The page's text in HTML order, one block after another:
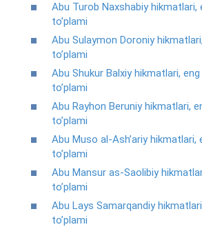
Abu Turob Naxshabiy hikmatlari,
to’plami
Abu Sulaymon Doroniy
to’plami
Abu Shukur Balxiy hikmatlari,
to’plami
Abu Rayhon Beruniy hikmatlari,
to’plami
Abu Muso al-Ash’ariy
to’plami
Abu Mansur as-Saolibiy
to’plami
Abu Lays Samarqandiy
to’plami